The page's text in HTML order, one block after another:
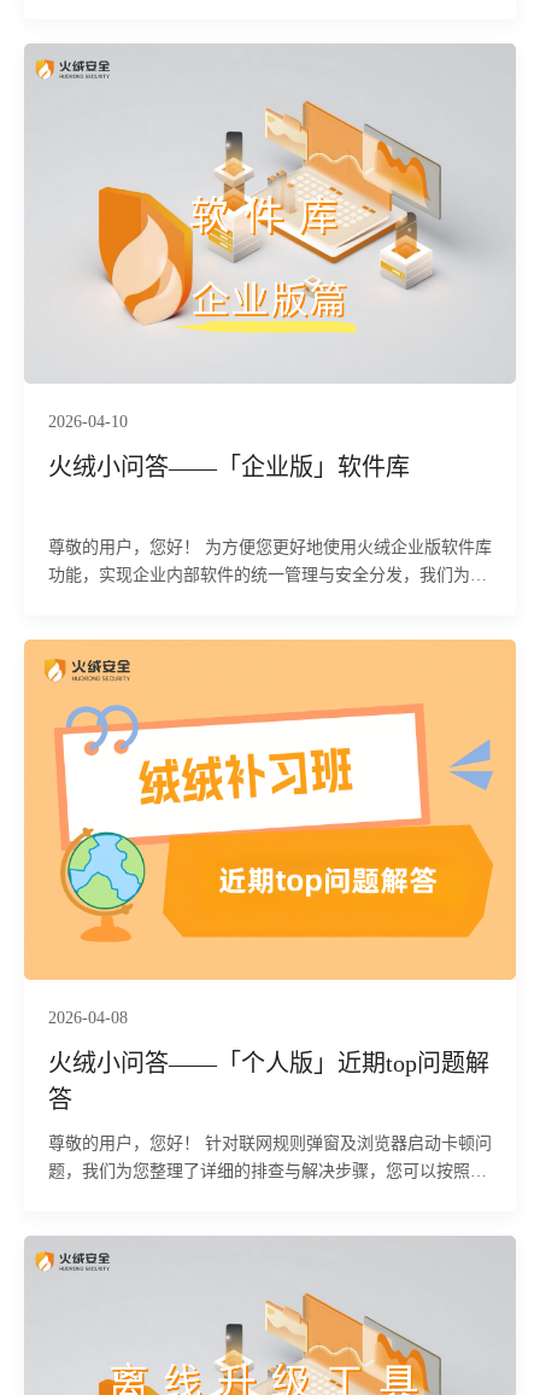
2026-04-10
火绒小问答——「企业版」软件库
尊敬的用户，您好！ 为方便您更好地使用火绒企业版软件库
功能，实现企业内部软件的统一管理与安全分发，我们为您
2026-04-08
火绒小问答——「个人版」近期top问题解
答
尊敬的用户，您好！ 针对联网规则弹窗及浏览器启动卡顿问
题，我们为您整理了详细的排查与解决步骤，您可以按照以